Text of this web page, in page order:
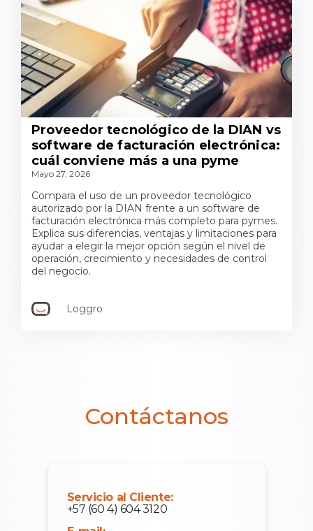
Proveedor tecnológico de la DIAN vs
software de facturación electrónica:
cuál conviene más a una pyme
Mayo 27, 2026
Compara el uso de un proveedor tecnológico
autorizado por la DIAN frente a un software de
facturación electrónica más completo para pymes.
Explica sus diferencias, ventajas y limitaciones para
ayudar a elegir la mejor opción según el nivel de
operación, crecimiento y necesidades de control
del negocio.
Loggro
Contáctanos
Servicio al Cliente:
+57 (60 4) 604 3120